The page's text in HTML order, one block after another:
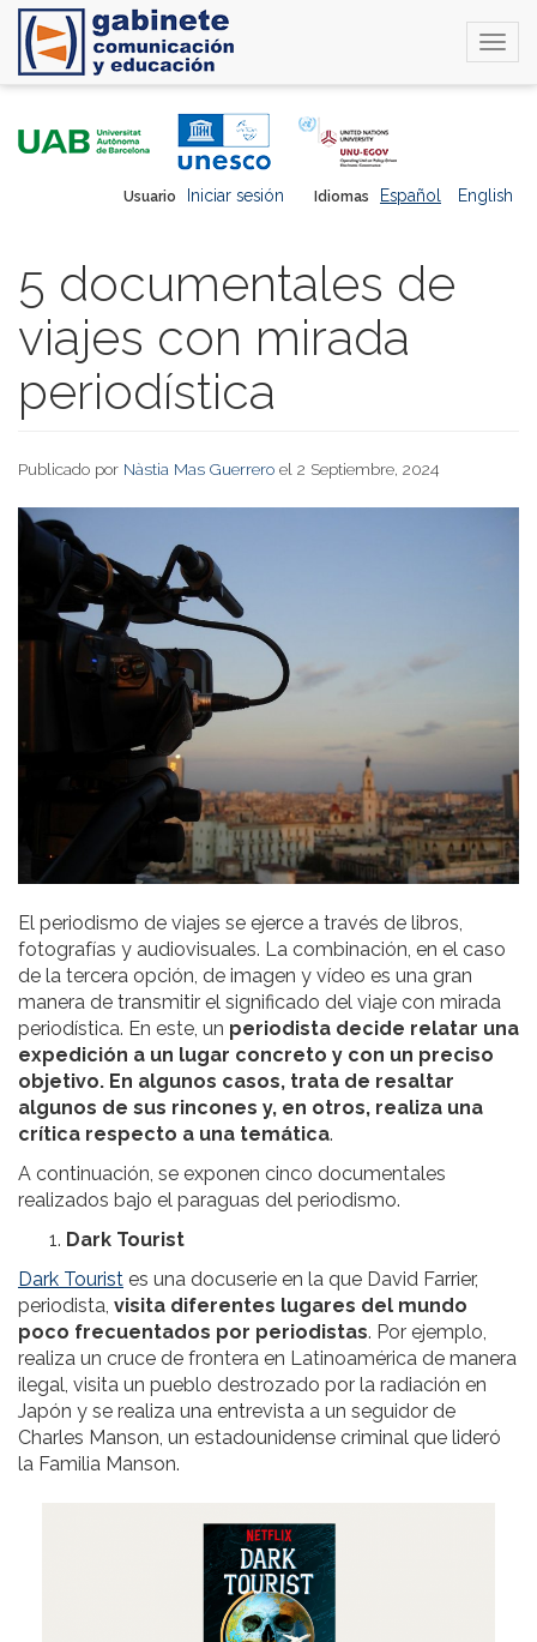
Idiomas Español English
Usuario Iniciar sesión
5 documentales de
viajes con mirada
periodística
Publicado por Nàstia Mas Guerrero el 2 Septiembre, 2024
El periodismo de viajes se ejerce a través de libros,
fotografías y audiovisuales. La combinación, en el caso
de la tercera opción, de imagen y vídeo es una gran
manera de transmitir el significado del viaje con mirada
periodística. En este, un periodista decide relatar una
expedición a un lugar concreto y con un preciso
objetivo. En algunos casos, trata de resaltar
algunos de sus rincones y, en otros, realiza una
crítica respecto a una temática.
A continuación, se exponen cinco documentales
realizados bajo el paraguas del periodismo.
Dark Tourist
Dark Tourist es una docuserie en la que David Farrier,
periodista, visita diferentes lugares del mundo
poco frecuentados por periodistas. Por ejemplo,
realiza un cruce de frontera en Latinoamérica de manera
ilegal, visita un pueblo destrozado por la radiación en
Japón y se realiza una entrevista a un seguidor de
Charles Manson, un estadounidense criminal que lideró
la Familia Manson.